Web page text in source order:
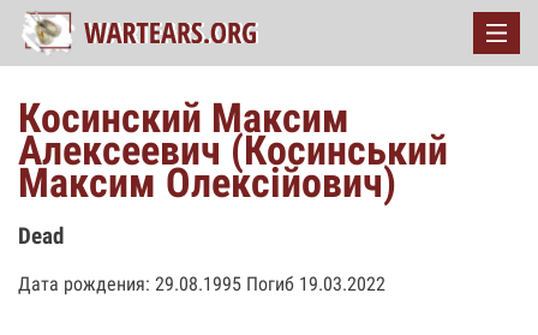
Косинский Максим
Алексеевич (Косинський
Максим Олексійович)
Dead
Дата рождения: 29.08.1995 Погиб 19.03.2022